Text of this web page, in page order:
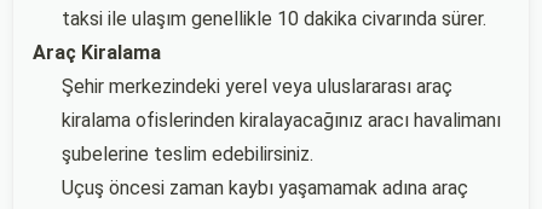
taksi ile ulaşım genellikle 10 dakika civarında sürer.
Araç Kiralama
Şehir merkezindeki yerel veya uluslararası araç
kiralama ofislerinden kiralayacağınız aracı havalimanı
şubelerine teslim edebilirsiniz.
Uçuş öncesi zaman kaybı yaşamamak adına araç